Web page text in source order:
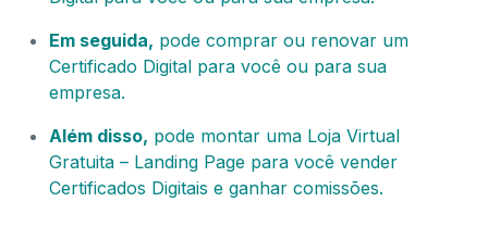
Em seguida, pode comprar ou renovar um
Certificado Digital para você ou para sua
empresa.
Além disso, pode montar uma Loja Virtual
Gratuita – Landing Page para você vender
Certificados Digitais e ganhar comissões.